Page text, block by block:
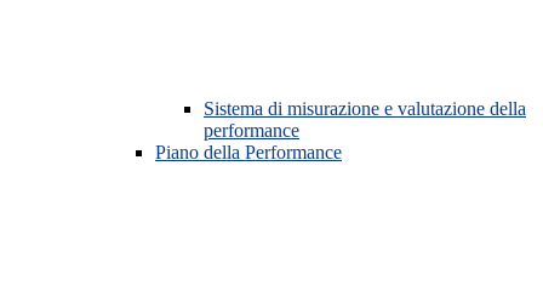
Sistema di misurazione e valutazione della
performance
Piano della Performance